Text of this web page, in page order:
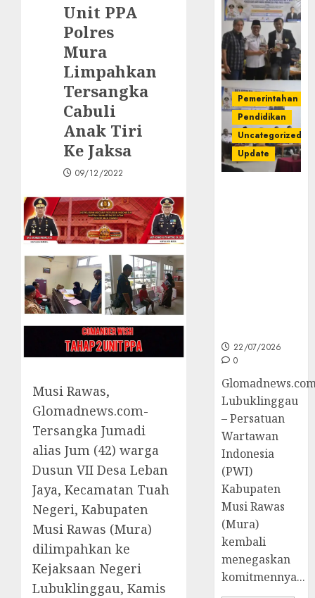
Unit PPA
Polres
Mura
Limpahkan
Tersangka
Cabuli
Anak Tiri
Ke Jaksa
09/12/2022
Musi Rawas,
Glomadnews.com-
Tersangka Jumadi
alias Jum (42) warga
Dusun VII Desa Leban
Jaya, Kecamatan Tuah
Negeri, Kabupaten
Musi Rawas (Mura)
dilimpahkan ke
Kejaksaan Negeri
Lubuklinggau, Kamis
Pemerintahan
Pendidikan
Uncategorized
Update
22/07/2026
0
Lubuklinggau
– Persatuan
Wartawan
Indonesia
(PWI)
Kabupaten
Musi Rawas
(Mura)
kembali
menegaskan
komitmennya...